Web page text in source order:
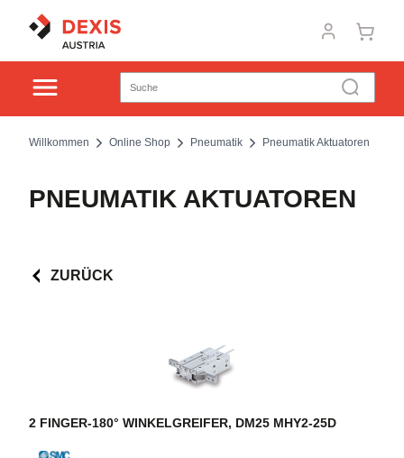
Willkommen Online Shop Pneumatik Pneumatik Aktuatoren
PNEUMATIK AKTUATOREN
ZURÜCK
2 FINGER-180° WINKELGREIFER, DM25 MHY2-25D